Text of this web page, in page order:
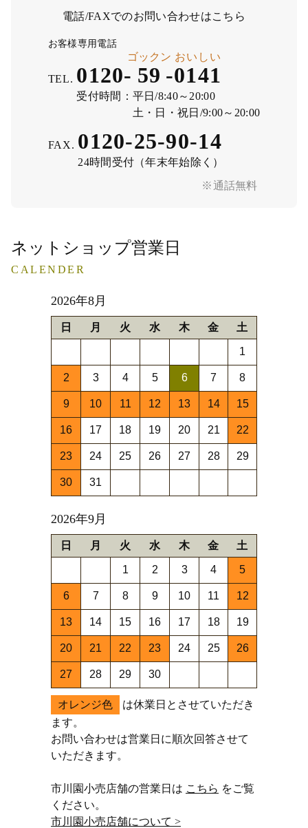
電話/FAXでのお問い合わせはこちら
※通話無料
お客様専用電話
TEL. 0120- 59
ゴックン
-0141
おいしい
受付時間： 平日/8:40～20:00
土・日・祝日/9:00～20:00
FAX. 0120-25-90-14
24時間受付（年末年始除く）
ネットショップ営業日
CALENDER
2026年8月
日 月 火 水 木 金 土
1
2 3 4 5 6 7 8
9 10 11 12 13 14 15
16 17 18 19 20 21 22
23 24 25 26 27 28 29
30 31
2026年9月
日 月 火 水 木 金 土
1 2 3 4 5
6 7 8 9 10 11 12
13 14 15 16 17 18 19
20 21 22 23 24 25 26
27 28 29 30
オレンジ色
は休業日とさせていただき
ます。
お問い合わせは営業日に順次回答させて
いただきます。
市川園小売店舗の営業日は こちら をご覧
ください。
市川園小売店舗について >